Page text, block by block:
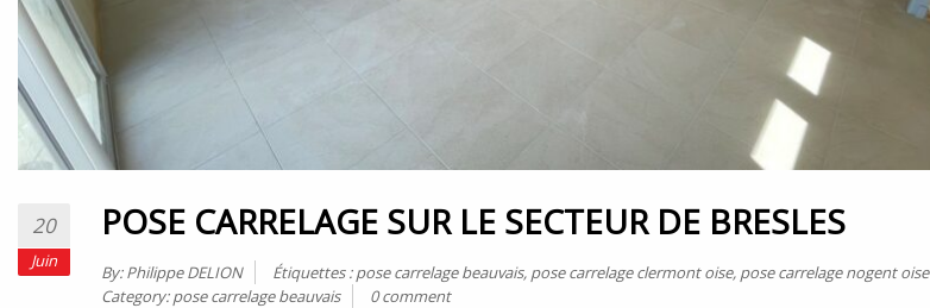
20
Juin
POSE CARRELAGE SUR LE SECTEUR DE BRESLES
By:Philippe DELION Étiquettes :pose carrelage beauvais, pose carrelage clermont oise, pose carrelage nogent oise
Category:pose carrelage beauvais 0 comment